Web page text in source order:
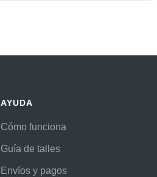
AYUDA
Cómo funciona
Guía de talles
Envíos y pagos